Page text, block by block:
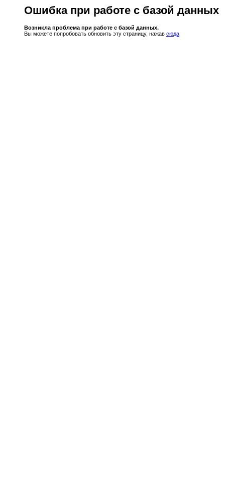
Ошибка при работе с базой данных
Возникла проблема при работе с базой данных.
Вы можете попробовать обновить эту страницу, нажав сюда